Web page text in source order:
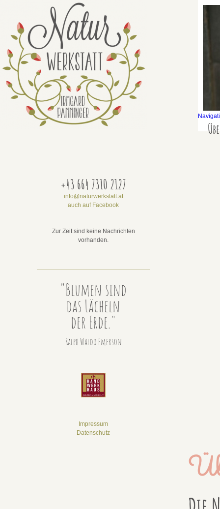
+43 664 7310 2127
info@naturwerkstatt.at
auch auf Facebook
Zur Zeit sind keine Nachrichten
vorhanden.
"Blumen sind
das Lächeln
der Erde."
Ralph Waldo Emerson
Impressum
Datenschutz